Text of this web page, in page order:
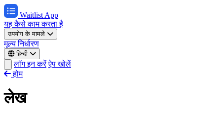
Waitlist App
यह कैसे काम करता है
उपयोग के मामले
मूल्य निर्धारण
हिन्दी
लॉग इन करें ऐप खोलें
होम
लेख